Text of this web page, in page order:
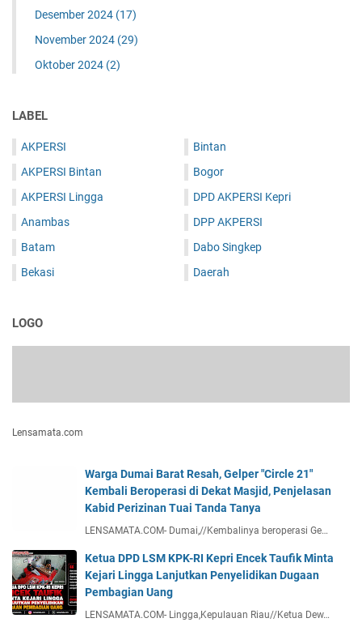
Desember 2024 (17)
November 2024 (29)
Oktober 2024 (2)
LABEL
AKPERSI
AKPERSI Bintan
AKPERSI Lingga
Anambas
Batam
Bekasi
Bintan
Bogor
DPD AKPERSI Kepri
DPP AKPERSI
Dabo Singkep
Daerah
LOGO
Lensamata.com
Warga Dumai Barat Resah, Gelper "Circle 21"